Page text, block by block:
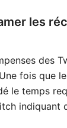
les
des
fois que
le temps
indiquant